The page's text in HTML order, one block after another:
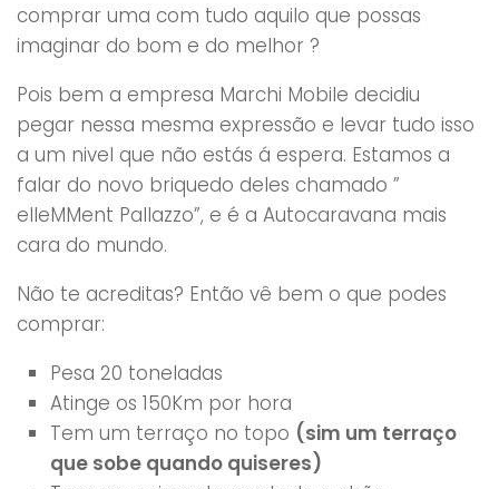
comprar uma com tudo aquilo que possas
imaginar do bom e do melhor ?
Pois bem a empresa Marchi Mobile decidiu
pegar nessa mesma expressão e levar tudo isso
a um nivel que não estás á espera. Estamos a
falar do novo briquedo deles chamado ”
elleMMent Pallazzo”, e é a Autocaravana mais
cara do mundo.
Não te acreditas? Então vê bem o que podes
comprar:
Pesa 20 toneladas
Atinge os 150Km por hora
Tem um terraço no topo (sim um terraço
que sobe quando quiseres)